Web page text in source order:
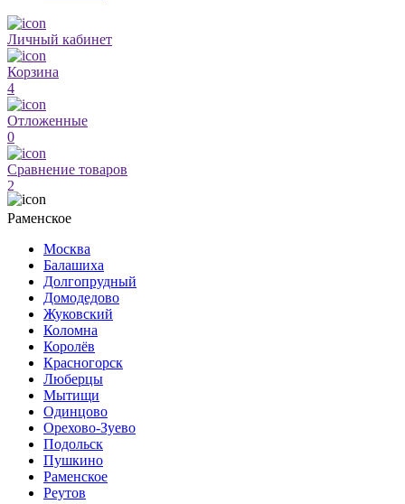
Личный кабинет
Корзина
4
Отложенные
0
Сравнение товаров
2
Раменское
Москва
Балашиха
Долгопрудный
Домодедово
Жуковский
Коломна
Королёв
Красногорск
Люберцы
Мытищи
Одинцово
Орехово-Зуево
Подольск
Пушкино
Раменское
Реутов